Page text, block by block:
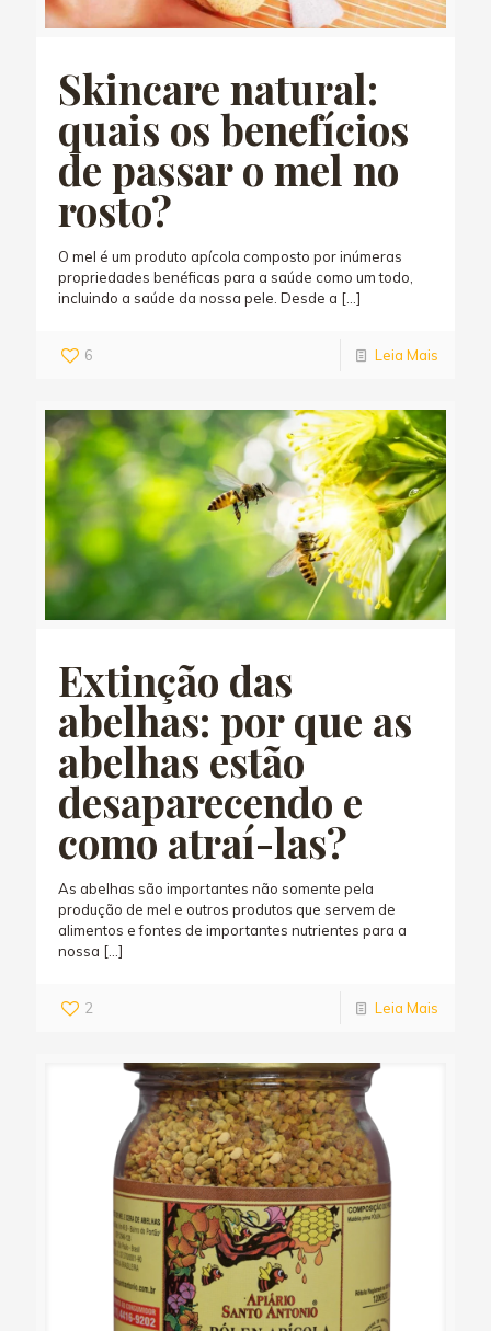
Skincare natural:
quais os benefícios
de passar o mel no
rosto?
O mel é um produto apícola composto por inúmeras
propriedades benéficas para a saúde como um todo,
incluindo a saúde da nossa pele. Desde a […]
6 Leia Mais
Extinção das
abelhas: por que as
abelhas estão
desaparecendo e
como atraí-las?
As abelhas são importantes não somente pela
produção de mel e outros produtos que servem de
alimentos e fontes de importantes nutrientes para a
nossa […]
2 Leia Mais